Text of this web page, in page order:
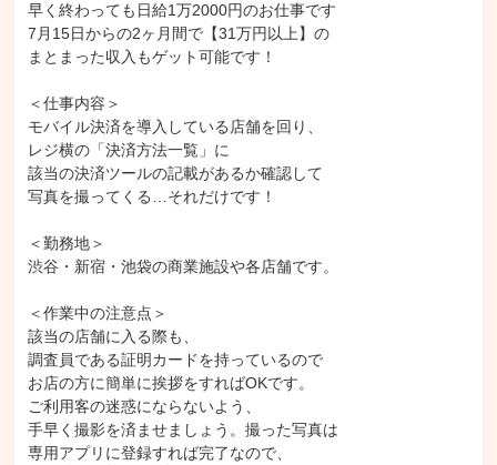
早く終わっても日給1万2000円のお仕事です
7月15日からの2ヶ月間で【31万円以上】の
まとまった収入もゲット可能です！
＜仕事内容＞
モバイル決済を導入している店舗を回り、
レジ横の「決済方法一覧」に
該当の決済ツールの記載があるか確認して
写真を撮ってくる…それだけです！
＜勤務地＞
渋谷・新宿・池袋の商業施設や各店舗です。
＜作業中の注意点＞
該当の店舗に入る際も、
調査員である証明カードを持っているので
お店の方に簡単に挨拶をすればOKです。
ご利用客の迷惑にならないよう、
手早く撮影を済ませましょう。撮った写真は
専用アプリに登録すれば完了なので、